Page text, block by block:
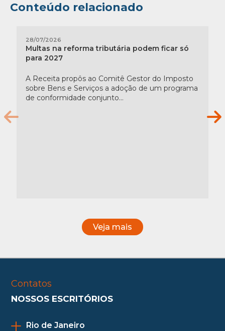
Conteúdo relacionado
28/07/2026
Multas na reforma tributária podem ficar só
para 2027
A Receita propôs ao Comitê Gestor do Imposto
sobre Bens e Serviços a adoção de um programa
de conformidade conjunto...
Veja mais
Contatos
NOSSOS ESCRITÓRIOS
Rio de Janeiro